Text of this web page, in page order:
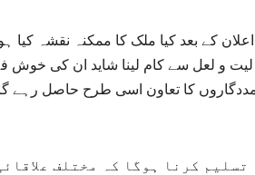
کے بعد کیا ملک کا ممکنہ نقشہ کیا
مددگاروں کا تعاون اسی طرح حاصل
کرنا ہوگا کہ مختلف